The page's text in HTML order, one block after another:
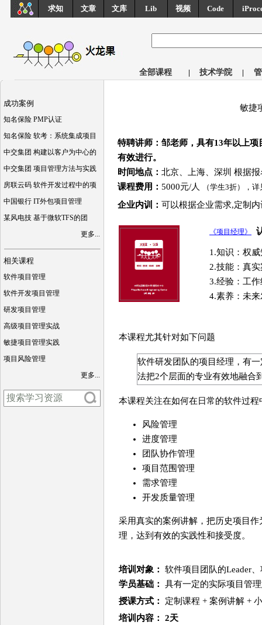
求知 文章 文库 Lib 视频 Code
全部课程 | 技术学院 |
成功案例
知名保险 PMP认证
知名保险 软考：系统集成项目
中交集团 构建以客户为中心的
中交集团 项目管理方法与实践
房联云码 软件开发过程中的项
中国银行 IT外包项目管理
某风电技 基于微软TFS的团
更多...
相关课程
软件项目管理
软件开发项目管理
研发项目管理
高级项目管理实战
敏捷项目管理实践
项目风险管理
更多...
敏捷
特聘讲师：邹老师，具有13年以上
有效进行。
时间地点： 北京、上海、深圳 根据
课程费用： 5000元/人 （学生3折），
企业内训： 可以根据企业需求,定制
《项目经理》
1.知识：权
2.技能：真
3.经验：工
4.素养：未
本课程尤其针对如下问题
软件研发团队的项目经理，有
法把2个层面的专业有效地融合
本课程关注在如何在日常的软件过
风险管理
进度管理
团队协作管理
项目范围管理
需求管理
开发质量管理
采用真实的案例讲解，把历史项目
理，达到有效的实践性和接受度。
培训对象：
软件项目团队的Leader
学员基础：
具有一定的实际项目管
授课方式：
定制课程 + 案例讲解 +
培训 内容 ： 2天